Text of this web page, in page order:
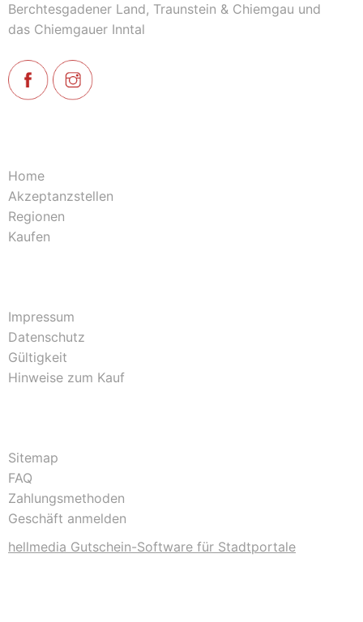
Berchtesgadener Land, Traunstein & Chiemgau und
das Chiemgauer Inntal
Home
Akzeptanzstellen
Regionen
Kaufen
Impressum
Datenschutz
Gültigkeit
Hinweise zum Kauf
Sitemap
FAQ
Zahlungsmethoden
Geschäft anmelden
hellmedia Gutschein-Software für Stadtportale